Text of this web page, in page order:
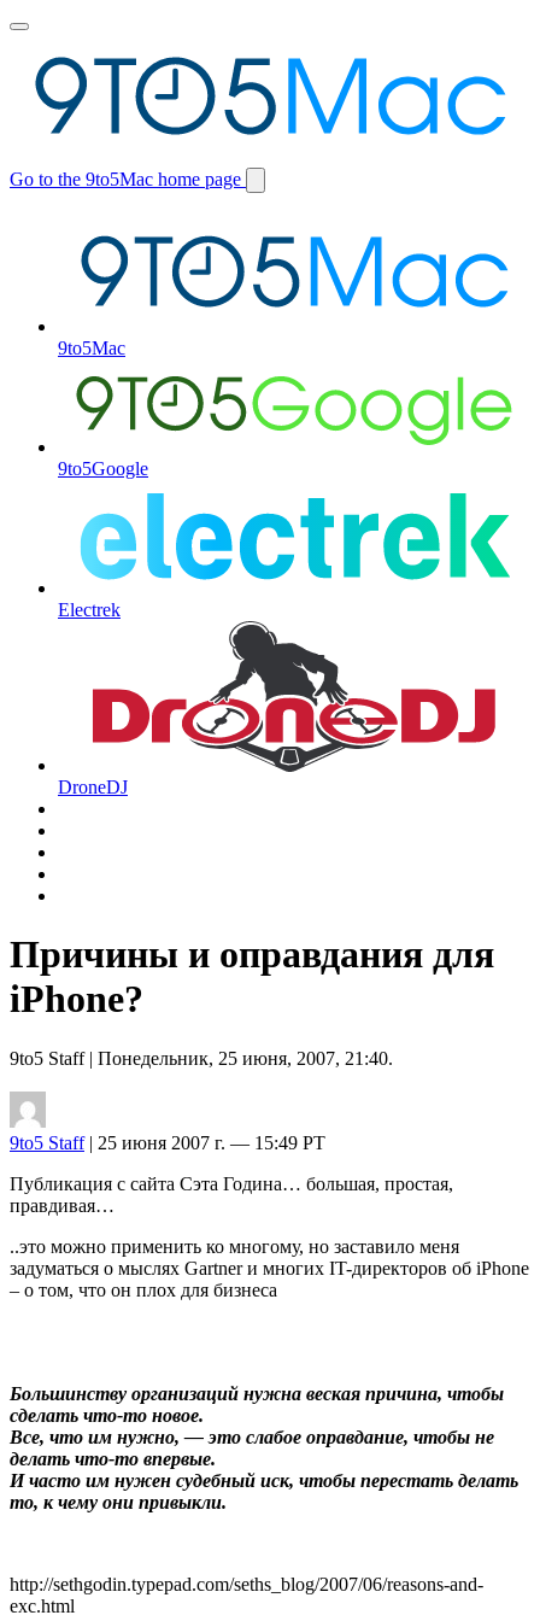
Toggle
menu
Go to the 9to5Mac home page
Switch
9to5Mac
9to5Google
Electrek
DroneDJ
Причины и оправдания для
iPhone?
9to5 Staff| Понедельник, 25 июня, 2007, 21:40.
9to5 Staff| 25 июня 2007 г. — 15:49 PT
Публикация с сайта Сэта Година… большая, простая,
правдивая…
..это можно применить ко многому, но заставило меня
задуматься о мыслях Gartner и многих IT-директоров об iPhone
– о том, что он плох для бизнеса
Большинству организаций нужна веская причина, чтобы
сделать что-то новое.
Все, что им нужно, — это слабое оправдание, чтобы не
делать что-то впервые.
И часто им нужен судебный иск, чтобы перестать делать
то, к чему они привыкли.
http://sethgodin.typepad.com/seths_blog/2007/06/reasons-and-
exc.html